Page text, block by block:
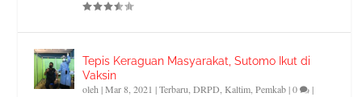
Tepis Keraguan Masyarakat, Sutomo Ikut di
Vaksin
oleh|Mar 8, 2021 |Terbaru ,DRPD ,Kaltim ,Pemkab|0 |